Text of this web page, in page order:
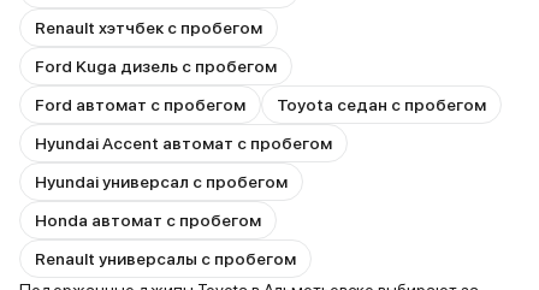
Renault хэтчбек с пробегом
Ford Kuga дизель с пробегом
Ford автомат с пробегом
Toyota седан с пробегом
Hyundai Accent автомат с пробегом
Hyundai универсал с пробегом
Honda автомат с пробегом
Renault универсалы с пробегом